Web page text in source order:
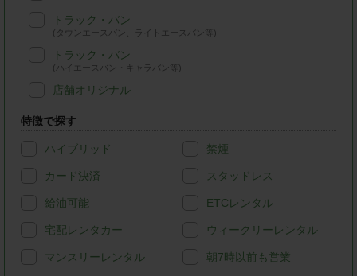
トラック・バン
(タウンエースバン、ライトエースバン等)
トラック・バン
(ハイエースバン・キャラバン等)
店舗オリジナル
特徴で探す
ハイブリッド 禁煙
カード決済 スタッドレス
給油可能 ETCレンタル
宅配レンタカー ウィークリーレンタル
マンスリーレンタル 朝7時以前も営業